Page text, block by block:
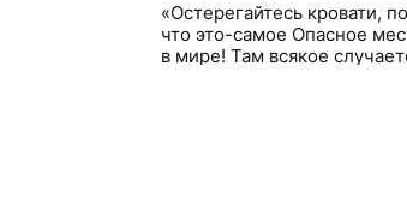
«Остерегайтесь кровати,
что это-самое Опасное
в мире! Там всякое